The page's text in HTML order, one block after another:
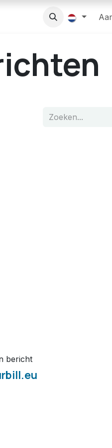
bericht